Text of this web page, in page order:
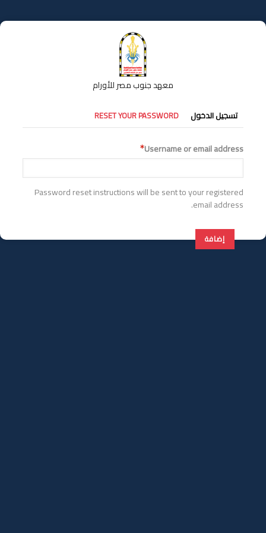
إلى
المحتوى
معهد جنوب مصر للأورام
التبويبات
الأساسية
تسجيل الدخول RESET YOUR PASSWORD
Username or email address
Password reset instructions will be sent to your registered
email address.